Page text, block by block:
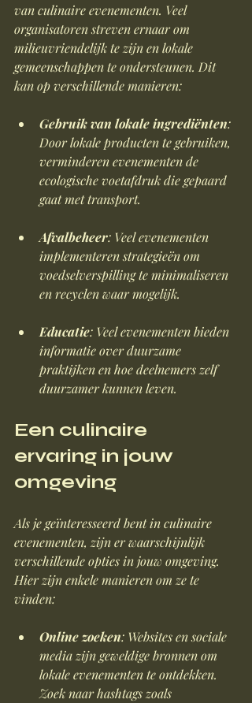
van culinaire evenementen. Veel
organisatoren streven ernaar om
milieuvriendelijk te zijn en lokale
gemeenschappen te ondersteunen. Dit
kan op verschillende manieren:
Gebruik van lokale ingrediënten:
Door lokale producten te gebruiken,
verminderen evenementen de
ecologische voetafdruk die gepaard
gaat met transport.
Afvalbeheer: Veel evenementen
implementeren strategieën om
voedselverspilling te minimaliseren
en recyclen waar mogelijk.
Educatie: Veel evenementen bieden
informatie over duurzame
praktijken en hoe deelnemers zelf
duurzamer kunnen leven.
Een culinaire
ervaring in jouw
omgeving
Als je geïnteresseerd bent in culinaire
evenementen, zijn er waarschijnlijk
verschillende opties in jouw omgeving.
Hier zijn enkele manieren om ze te
vinden:
Online zoeken: Websites en sociale
media zijn geweldige bronnen om
lokale evenementen te ontdekken.
Zoek naar hashtags zoals